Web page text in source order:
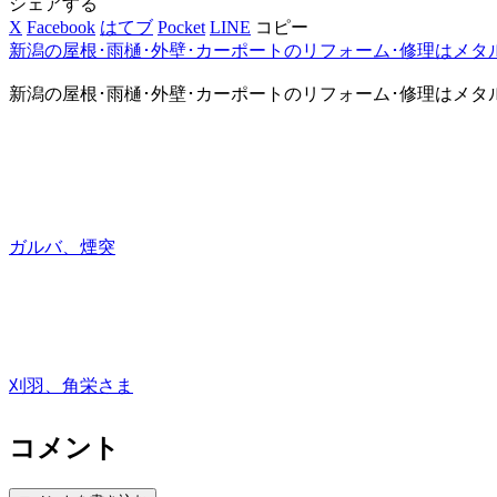
シェアする
X Facebook はてブ Pocket LINE コピー
新潟の屋根･雨樋･外壁･カーポートのリフォーム･修理はメタ
新潟の屋根･雨樋･外壁･カーポートのリフォーム･修理はメタ
ガルバ、煙突
刈羽、角栄さま
コメント